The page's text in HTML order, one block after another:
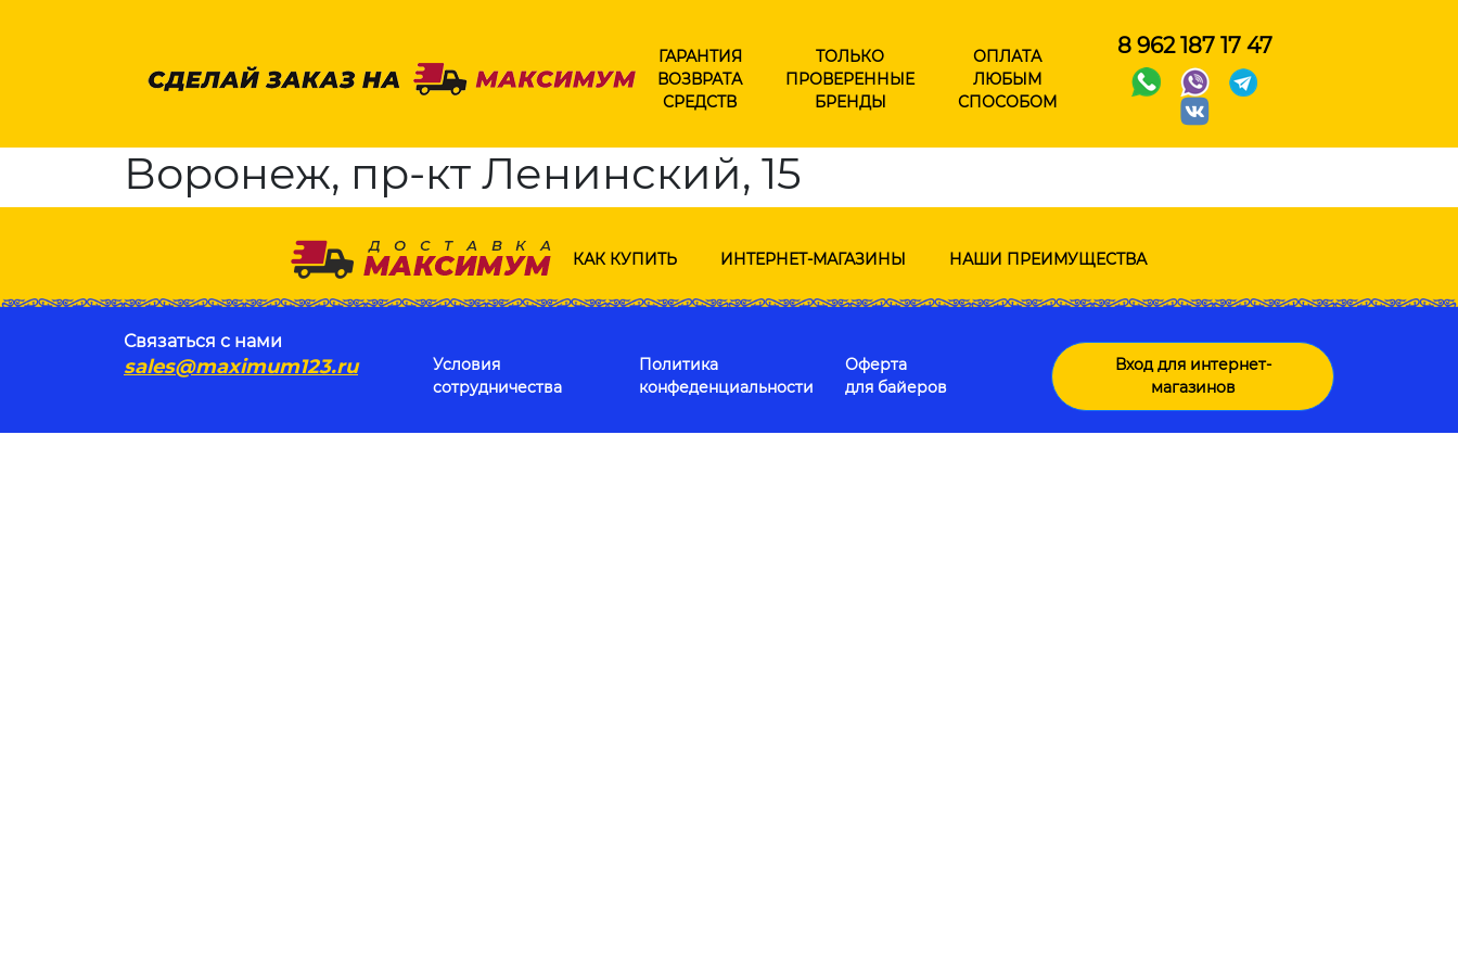
ГАРАНТИЯ
ВОЗВРАТА
СРЕДСТВ
ТОЛЬКО
ПРОВЕРЕННЫЕ
БРЕНДЫ
ОПЛАТА
ЛЮБЫМ
СПОСОБОМ
8 962 187 17 47
Воронеж, пр-кт Ленинский, 15
КАК КУПИТЬ ИНТЕРНЕТ-МАГАЗИНЫ НАШИ ПРЕИМУЩЕСТВА
Связаться с нами
sales@maximum123.ru
Условия
сотрудничества
Политика
конфеденциальности
Оферта
для байеров
Вход для интернет-
магазинов